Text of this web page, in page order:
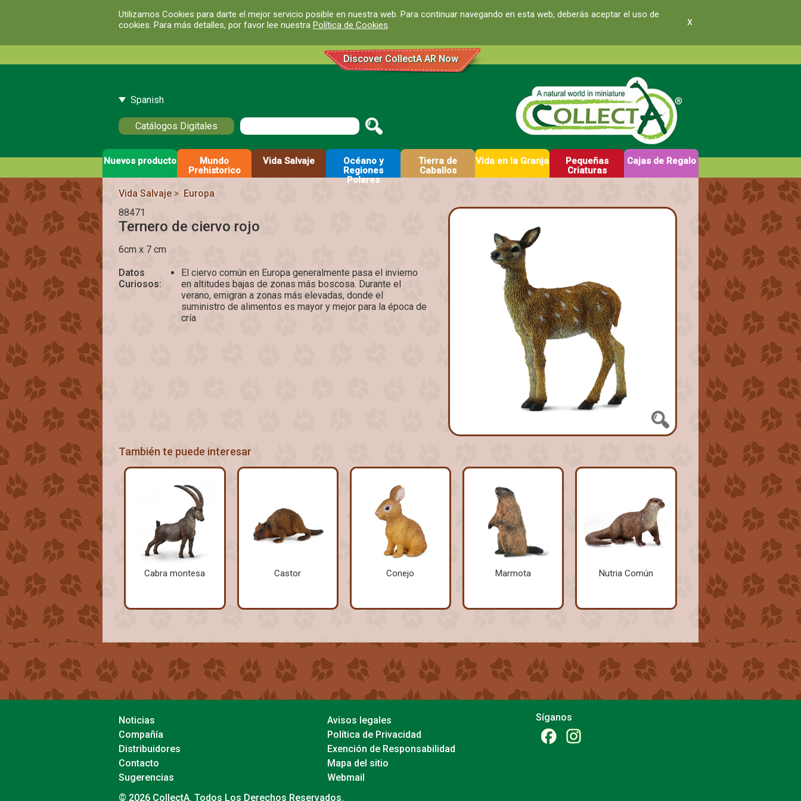
Utilizamos Cookies para darte el mejor servicio posible en nuestra web. Para continuar navegando en esta web, deberás aceptar el uso de
cookies. Para más detalles, por favor lee nuestra Política de Cookies. x
Discover CollectA AR Now
Spanish
Catálogos Digitales
Nuevos producto
Mundo
Prehistorico
Vida Salvaje
Océano y
Regiones
Polares
Tierra de
Caballos
Vida en la Granja
Pequeñas
Criaturas
Cajas de Regalo
Vida Salvaje> Europa
88471
Ternero de ciervo rojo
6cm x 7 cm
Datos
Curiosos:
El ciervo común en Europa generalmente pasa el invierno
en altitudes bajas de zonas más boscosa. Durante el
verano, emigran a zonas más elevadas, donde el
suministro de alimentos es mayor y mejor para la época de
cría
También te puede interesar
Cabra montesa Castor Conejo Marmota Nutria Común
Noticias
Compañía
Distribuidores
Contacto
Sugerencias
Avisos legales
Política de Privacidad
Exención de Responsabilidad
Mapa del sitio
Webmail
Síganos
© 2026 CollectA. Todos Los Derechos Reservados.